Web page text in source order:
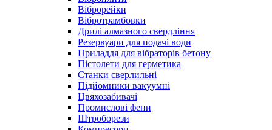
Віброрейки
Вібротрамбовки
Дрилі алмазного свердління
Резервуари для подачі води
Приладдя для вібраторів бетону
Пістолети для герметика
Станки сверлильні
Підйомники вакуумні
Цвяхозабивачі
Промислові фени
Штроборези